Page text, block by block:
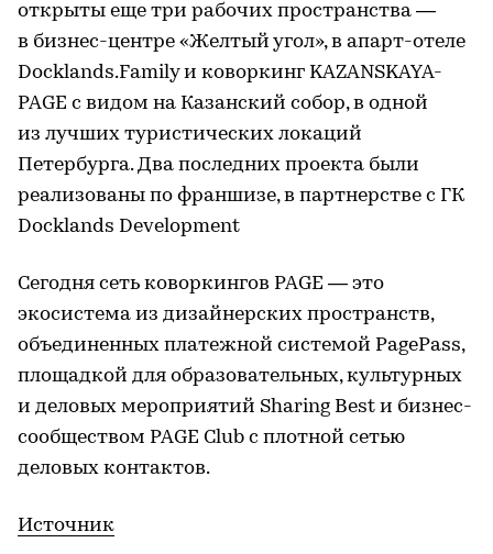
открыты еще три рабочих пространства —
в бизнес-центре «Желтый угол», в апарт-отеле
Docklands.Family и коворкинг KAZANSKAYA-
PAGE с видом на Казанский собор, в одной
из лучших туристических локаций
Петербурга. Два последних проекта были
реализованы по франшизе, в партнерстве с ГК
Docklands Development
Сегодня сеть коворкингов PAGE — это
экосистема из дизайнерских пространств,
объединенных платежной системой PagePass,
площадкой для образовательных, культурных
и деловых мероприятий Sharing Best и бизнес-
сообществом PAGE Club с плотной сетью
деловых контактов.
Источник